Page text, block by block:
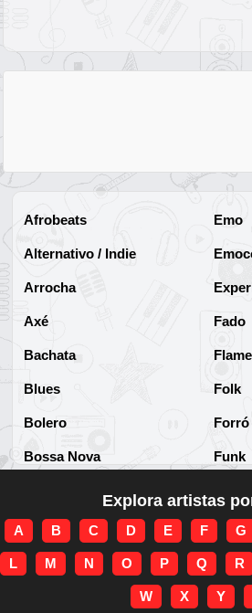
Afrobeats
Alternativo / Indie
Arrocha
Axé
Bachata
Blues
Bolero
Bossa Nova
Brega-funk
Cha-Cha
Emo
Fado
Folk
Forró
Funk
Funk
Explora artistas
A B C D E F G
L M N O P Q R
W X Y